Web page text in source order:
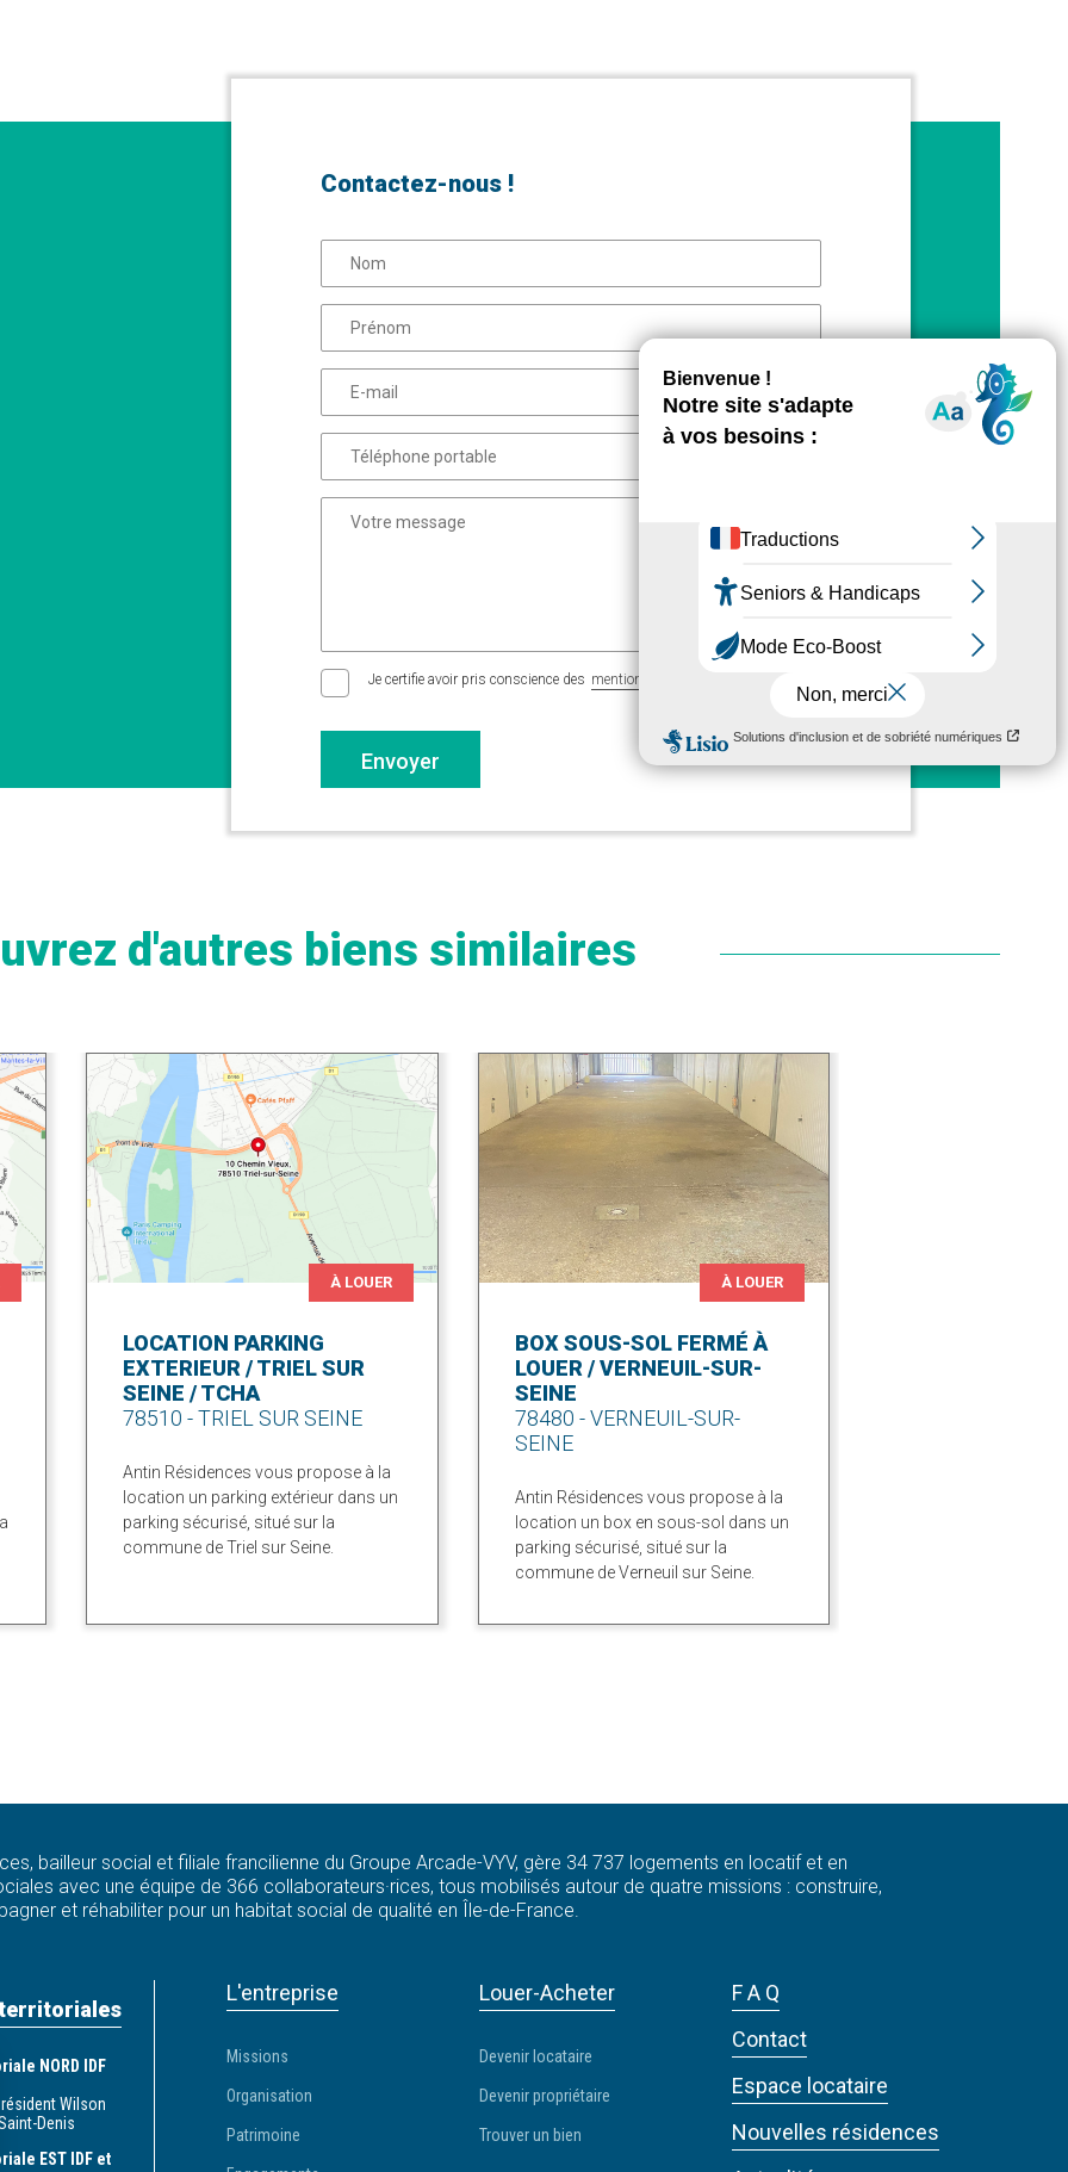
Contactez-nous !
Je certifie avoir pris conscience des mentions légales
Envoyer
d'autres biens similaires
À LOUER
LOCATION PARKING
EXTERIEUR / TRIEL SUR
SEINE / TCHA
78510 - TRIEL SUR SEINE
Antin Résidences vous propose à la
location un parking extérieur dans un
parking sécurisé, situé sur la
commune de Triel sur Seine.
À LOUER
BOX SOUS-SOL FERMÉ À
LOUER / VERNEUIL-SUR-
SEINE
78480 - VERNEUIL-SUR-
SEINE
Antin Résidences vous propose à la
location un box en sous-sol dans un
parking sécurisé, situé sur la
commune de Verneuil sur Seine.
bailleur social et filiale francilienne du Groupe Arcade-VYV, gère 34 737 logements en locatif et en
avec une équipe de 366 collaborateurs·rices, tous mobilisés autour de quatre missions : construire,
et réhabiliter pour un habitat social de qualité en Île-de-France.
NORD IDF
Wilson
Denis
EST IDF et
L'entreprise
Missions
Organisation
Patrimoine
Louer-Acheter
Devenir locataire
Devenir propriétaire
Trouver un bien
F A Q
Contact
Espace locataire
Nouvelles résidences